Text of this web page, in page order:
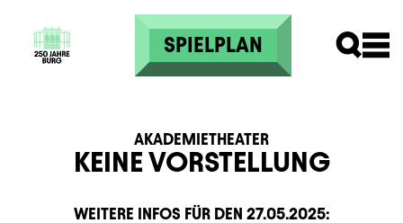
Direkt zum Inhalt
SPIELPLAN
KEINE VORSTELLUNG
AKADEMIETHEATER
WEITERE INFOS FÜR DEN 27.05.2025: